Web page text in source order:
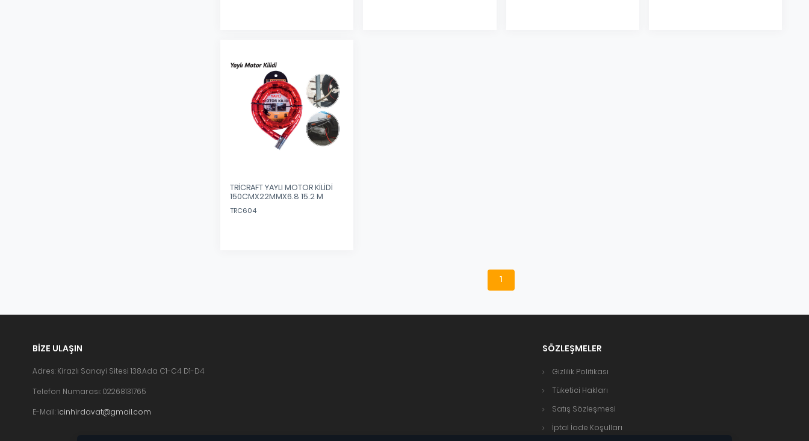
TRİCRAFT YAYLI MOTOR KİLİDİ
150CMX22MMX6.8 15.2 M
TRC604
1
BIZE ULAŞIN
Adres: Kirazlı Sanayi Sitesi 138.Ada C1-C4 D1-D4
Telefon Numarası: 02268131765
E-Mail: icinhirdavat@gmail.com
SÖZLEŞMELER
Gizlilik Politikası
Tüketici Hakları
Satış Sözleşmesi
İptal İade Koşulları